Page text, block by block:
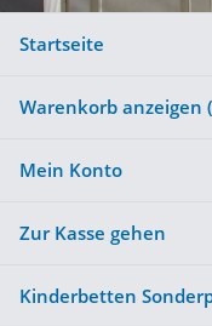
Startseite
Warenkorb anzeigen (
Mein Konto
Zur Kasse gehen
Kinderbetten